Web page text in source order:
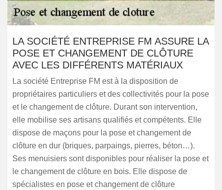
LA SOCIÉTÉ ENTREPRISE FM ASSURE LA
POSE ET CHANGEMENT DE CLÔTURE
AVEC LES DIFFÉRENTS MATÉRIAUX
La société Entreprise FM est à la disposition de
propriétaires particuliers et des collectivités pour la pose
et le changement de clôture. Durant son intervention,
elle mobilise ses artisans qualifiés et compétents. Elle
dispose de maçons pour la pose et changement de
clôture en dur (briques, parpaings, pierres, béton…).
Ses menuisiers sont disponibles pour réaliser la pose et
le changement de clôture en bois. Elle dispose de
spécialistes en pose et changement de clôture